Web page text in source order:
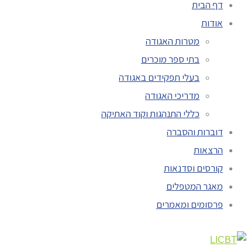
דף הבית
אודות
מטרות האגודה
בתי ספר מוכרים
בעלי תפקידים באגודה
מדריכי האגודה
כללי התנהגות וקוד האתיקה
דוברות והסברה
הרצאות
קורסים וסדנאות
מאגר המטפלים
פרסומים ומאמרים